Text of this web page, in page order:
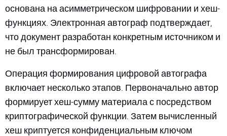
основана на асимметрическом шифровании и хеш-
функциях. Электронная автограф подтверждает,
что документ разработан конкретным источником и
не был трансформирован.
Операция формирования цифровой автографа
включает несколько этапов. Первоначально автор
формирует хеш-сумму материала с посредством
криптографической функции. Затем вычисленный
хеш криптуется конфиденциальным ключом